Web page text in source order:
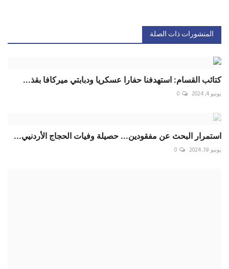
المنشورات ذات الصلة
كتائب القسام: استهدفنا حفارا عسكريا ودبابتي ميركافا بقذ...
يونيو 4, 2024 0
استمرار البحث عن مفقودين... حصيلة وفيات الحجاج الأردنيي...
يونيو 18, 2024 0